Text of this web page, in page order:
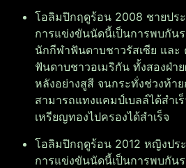
โอลิมปิกฤดูร้อน 2008 ชายประ
การแข่งขันนัดนี้เป็นการพบกัน
นักกีฬาฟันดาบชาวรัสเซีย แล
ฟันดาบชาวอเมริกัน ทั้งสองฝ่า
หลังอย่างสูสี จนกระทั่งช่วงท้า
สามารถแทงแคมป์เบลล์ได้สำเ
เหรียญทองไปครองได้สำเร็จ
โอลิมปิกฤดูร้อน 2012 หญิงปร
การแข่งขันนัดนี้เป็นการพบกัน